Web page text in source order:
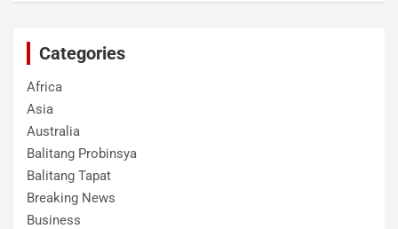
Categories
Africa
Asia
Australia
Balitang Probinsya
Balitang Tapat
Breaking News
Business